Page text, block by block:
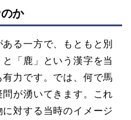
か
る一方で、もともと別
「鹿」という漢字を当
力です。では、何で馬
が湧いてきます。これ
対する当時のイメージ